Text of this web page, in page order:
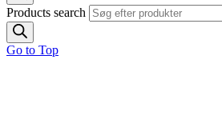
Products search
Go to Top